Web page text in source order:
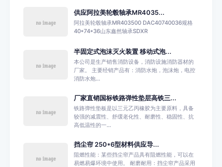
供应阿拉美轮毂轴承MR4035...
阿拉美轮毂轴承MR403500 DAC40740036规格
40*74*36山东鑫然轴承SDXR
半固定式泡沫灭火装置 移动式泡...
本公司是生产销售消防设备，消防设施消防器材的
厂家。 主要经销产品有：消防水炮，泡沫炮，电控
消防水炮...
厂家直销国标铁路弹性垫层高铁三...
铁路弹性垫板是以三元乙丙橡胶为主要原料，具备
较强的减震性、舒缓老化性、耐磨性、稳固性、抗
高低温性的一...
挡尘帘 250*6型材料供应导...
阻燃性能：某些挡尘帘产品具有阻燃性能，可以在
易燃易爆环境中使用。 耐磨耐用：挡尘帘产品采用